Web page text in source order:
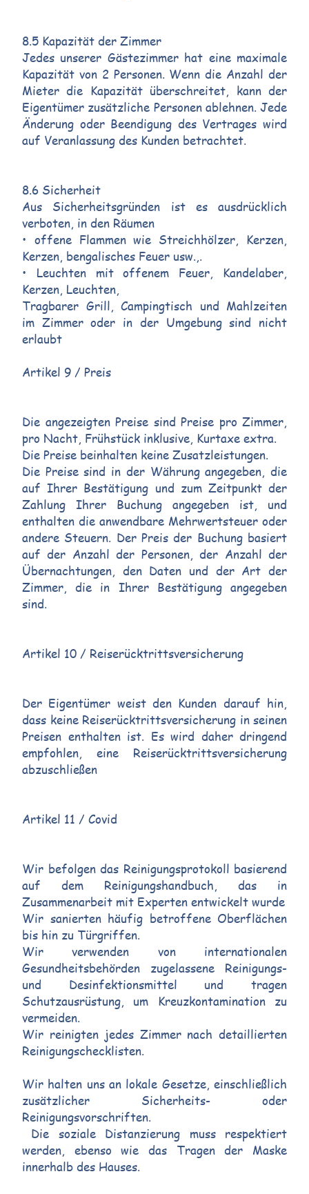
8.5 Kapazität der Zimmer
Jedes unserer Gästezimmer hat eine maximale
Kapazität von 2 Personen. Wenn die Anzahl der
Mieter die Kapazität überschreitet, kann der
Eigentümer zusätzliche Personen ablehnen. Jede
Änderung oder Beendigung des Vertrages wird
auf Veranlassung des Kunden betrachtet.
8.6 Sicherheit
Aus Sicherheitsgründen ist es ausdrücklich
verboten, in den Räumen
• offene Flammen wie Streichhölzer, Kerzen,
Kerzen, bengalisches Feuer usw.,.
• Leuchten mit offenem Feuer, Kandelaber,
Kerzen, Leuchten,
Tragbarer Grill, Campingtisch und Mahlzeiten
im Zimmer oder in der Umgebung sind nicht
erlaubt
Artikel 9 / Preis
Die angezeigten Preise sind Preise pro Zimmer,
pro Nacht, Frühstück inklusive, Kurtaxe extra.
Die Preise beinhalten keine Zusatzleistungen.
Die Preise sind in der Währung angegeben, die
auf Ihrer Bestätigung und zum Zeitpunkt der
Zahlung Ihrer Buchung angegeben ist, und
enthalten die anwendbare Mehrwertsteuer oder
andere Steuern. Der Preis der Buchung basiert
auf der Anzahl der Personen, der Anzahl der
Übernachtungen, den Daten und der Art der
Zimmer, die in Ihrer Bestätigung angegeben
sind.
Artikel 10 / Reiserücktrittsversicherung
Der Eigentümer weist den Kunden darauf hin,
dass keine Reiserücktrittsversicherung in seinen
Preisen enthalten ist. Es wird daher dringend
empfohlen, eine Reiserücktrittsversicherung
abzuschließen
Artikel 11 / Covid
Wir befolgen das Reinigungsprotokoll basierend
auf dem Reinigungshandbuch, das in
Zusammenarbeit mit Experten entwickelt wurde
Wir sanierten häufig betroffene Oberflächen
bis hin zu Türgriffen.
Wir verwenden von internationalen
Gesundheitsbehörden zugelassene Reinigungs-
und Desinfektionsmittel und tragen
Schutzausrüstung, um Kreuzkontamination zu
vermeiden.
Wir reinigten jedes Zimmer nach detaillierten
Reinigungschecklisten.
Wir halten uns an lokale Gesetze, einschließlich
zusätzlicher Sicherheits- oder
Reinigungsvorschriften.
Die soziale Distanzierung muss respektiert
werden, ebenso wie das Tragen der Maske
innerhalb des Hauses.